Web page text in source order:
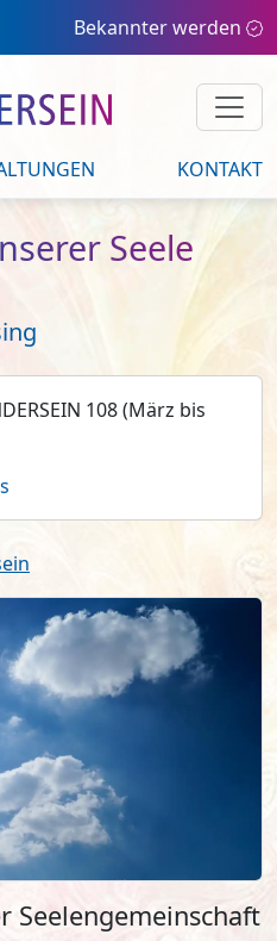
Bekannter werden
KONTAKT
Seele
108 (März bis
Seelengemeinschaft